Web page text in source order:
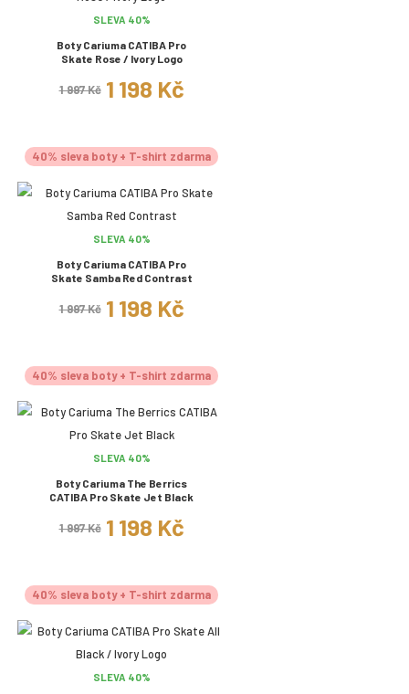
SLEVA 40%
Boty Cariuma CATIBA Pro
Skate Rose / Ivory Logo
1 997 Kč 1 198 Kč
40% sleva boty + T-shirt zdarma
SLEVA 40%
Boty Cariuma CATIBA Pro
Skate Samba Red Contrast
1 997 Kč 1 198 Kč
40% sleva boty + T-shirt zdarma
SLEVA 40%
Boty Cariuma The Berrics
CATIBA Pro Skate Jet Black
1 997 Kč 1 198 Kč
40% sleva boty + T-shirt zdarma
SLEVA 40%